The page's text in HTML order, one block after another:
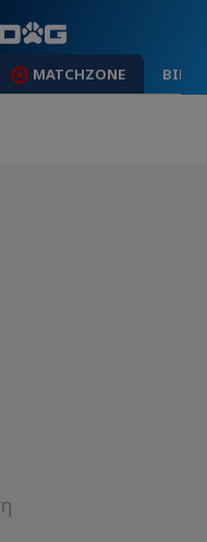
MATCHZONE